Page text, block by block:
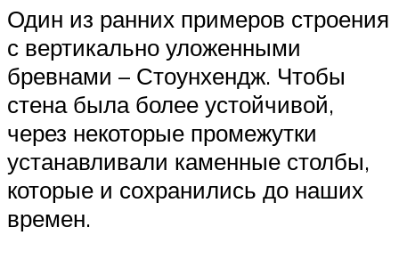
Один из ранних примеров строения
с вертикально уложенными
бревнами – Стоунхендж. Чтобы
стена была более устойчивой,
через некоторые промежутки
устанавливали каменные столбы,
которые и сохранились до наших
времен.